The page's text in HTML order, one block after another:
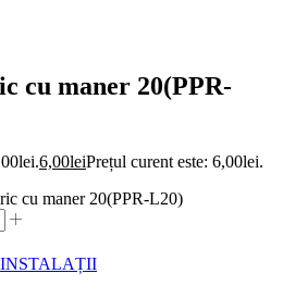
cu maner 20(PPR-
6,00leiPrețul curent este: 6,00lei.
cu maner 20(PPR-L20)
INSTALAȚII